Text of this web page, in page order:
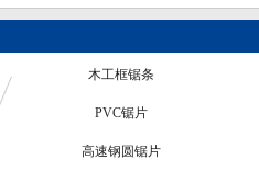
木工框锯条
PVC锯片
高速钢圆锯片